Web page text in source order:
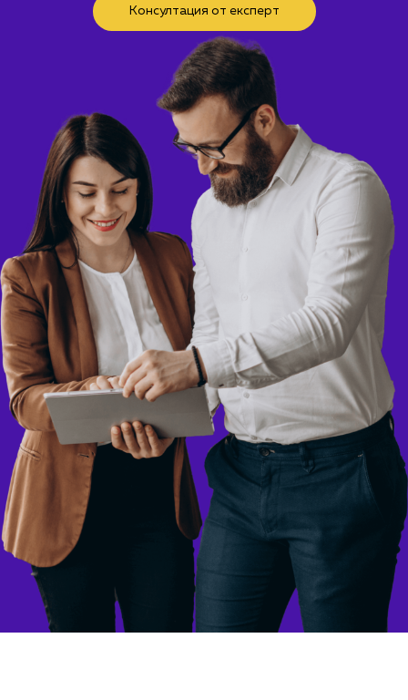
Консултация от експерт